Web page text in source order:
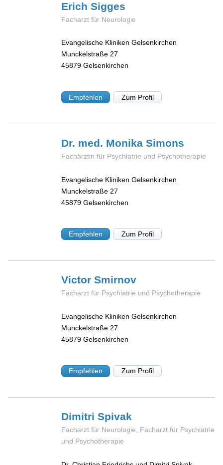
ErichSigges
Facharzt für Neurologie
Evangelische Kliniken Gelsenkirchen
Munckelstraße 27
45879 Gelsenkirchen
Empfehlen Zum Profil
Dr. med. MonikaSimons
Fachärztin für Psychiatrie und Psychotherapie
Evangelische Kliniken Gelsenkirchen
Munckelstraße 27
45879 Gelsenkirchen
Empfehlen Zum Profil
VictorSmirnov
Facharzt für Psychiatrie und Psychotherapie
Evangelische Kliniken Gelsenkirchen
Munckelstraße 27
45879 Gelsenkirchen
Empfehlen Zum Profil
DimitriSpivak
Facharzt für Neurologie, Facharzt für Psychiatrie
und Psychotherapie